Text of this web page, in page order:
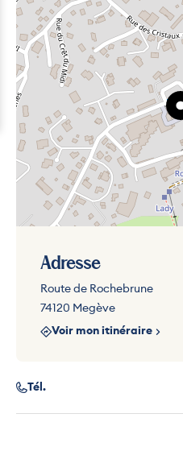
Adresse
Route de Rochebrune
74120 Megève
Voir mon itinéraire
Tél.